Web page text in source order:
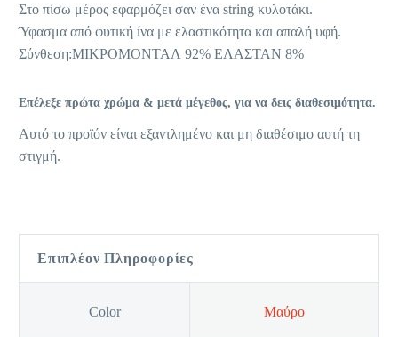
Στο πίσω μέρος εφαρμόζει σαν ένα string κυλοτάκι.
Ύφασμα από φυτική ίνα με ελαστικότητα και απαλή υφή.
Σύνθεση:ΜΙΚΡΟΜΟΝΤΑΛ 92% ΕΛΑΣΤΑΝ 8%
Επέλεξε πρώτα χρώμα & μετά μέγεθος, για να δεις διαθεσιμότητα.
Αυτό το προϊόν είναι εξαντλημένο και μη διαθέσιμο αυτή τη
στιγμή.
Επιπλέον Πληροφορίες
Color Μαύρο